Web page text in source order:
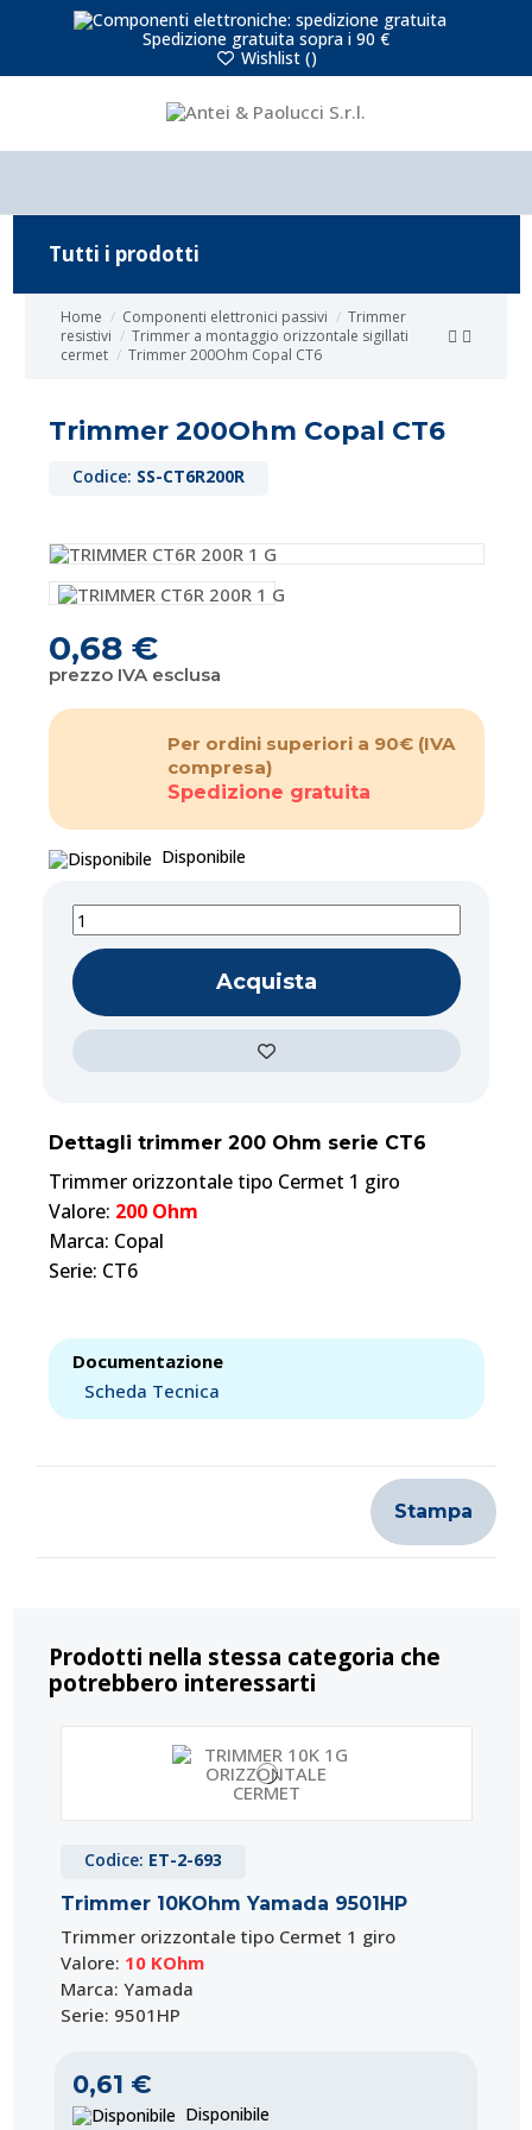
Spedizione gratuita sopra i 90 €
Wishlist ()
Home Componenti elettronici passivi
Trimmer
resistivi
Trimmer a montaggio orizzontale sigillati
cermet
Trimmer 200Ohm Copal CT6
Trimmer 200Ohm Copal CT6
Codice: SS-CT6R200R
0,68 €
prezzo IVA esclusa
Per ordini superiori a 90€ (IVA
compresa)
Spedizione gratuita
Disponibile
Acquista
Dettagli trimmer 200 Ohm serie CT6
Trimmer orizzontale tipo Cermet 1 giro
Valore: 200 Ohm
Marca: Copal
Serie: CT6
Documentazione
Scheda Tecnica
Stampa
Prodotti nella stessa categoria che
potrebbero interessarti
Codice: ET-2-693
Trimmer 10KOhm Yamada 9501HP
Trimmer orizzontale tipo Cermet 1 giro
Valore: 10 KOhm
Marca: Yamada
Serie: 9501HP
0,61 €
Disponibile
Tutti i prodotti